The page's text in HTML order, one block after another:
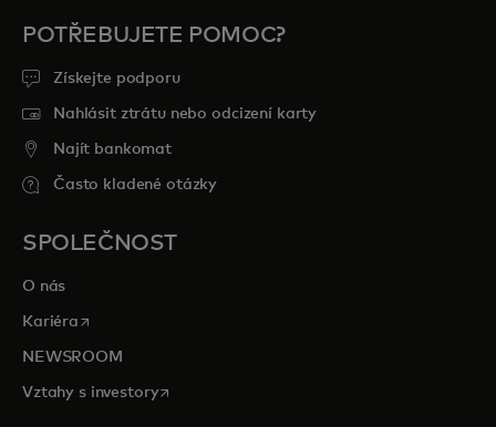
POTŘEBUJETE POMOC?
Získejte podporu
Nahlásit ztrátu nebo odcizení karty
Najít bankomat
Často kladené otázky
SPOLEČNOST
O nás
Kariéra opens in a new tab
NEWSROOM
Vztahy s investoryopens in a new tab